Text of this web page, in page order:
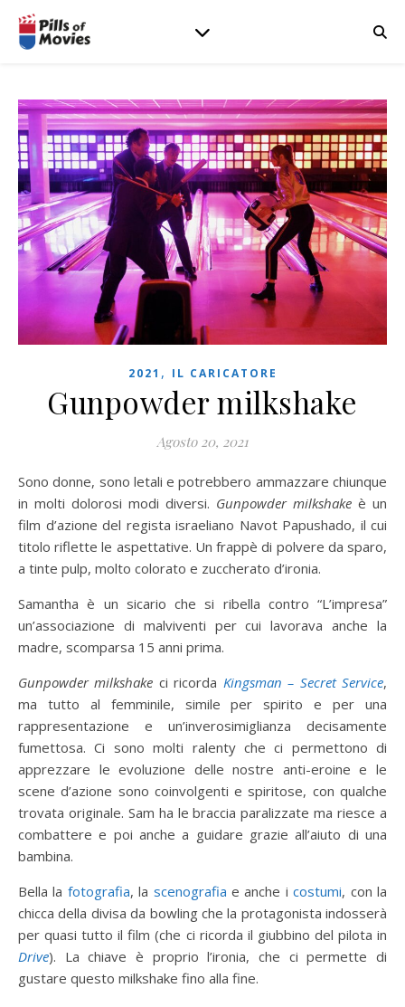
2021 , IL CARICATORE
Gunpowder milkshake
Agosto 20, 2021
Sono donne, sono letali e potrebbero ammazzare chiunque
in molti dolorosi modi diversi. Gunpowder milkshake è un
film d’azione del regista israeliano Navot Papushado, il cui
titolo riflette le aspettative. Un frappè di polvere da sparo,
a tinte pulp, molto colorato e zuccherato d’ironia.
Samantha è un sicario che si ribella contro “L’impresa”
un’associazione di malviventi per cui lavorava anche la
madre, scomparsa 15 anni prima.
Gunpowder milkshake ci ricorda Kingsman – Secret Service,
ma tutto al femminile, simile per spirito e per una
rappresentazione e un’inverosimiglianza decisamente
fumettosa. Ci sono molti ralenty che ci permettono di
apprezzare le evoluzione delle nostre anti-eroine e le
scene d’azione sono coinvolgenti e spiritose, con qualche
trovata originale. Sam ha le braccia paralizzate ma riesce a
combattere e poi anche a guidare grazie all’aiuto di una
bambina.
Bella la fotografia, la scenografia e anche icostumi, con la
chicca della divisa da bowling che la protagonista indosserà
per quasi tutto il film (che ci ricorda il giubbino del pilota in
Drive). La chiave è proprio l’ironia, che ci permette di
gustare questo milkshake fino alla fine.